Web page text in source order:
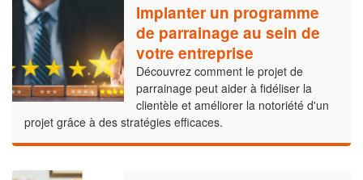
Implanter un programme
de parrainage au sein de
votre entreprise
Découvrez comment le projet de
parrainage peut aider à fidéliser la
clientèle et améliorer la notoriété d'un
projet grâce à des stratégies efficaces.